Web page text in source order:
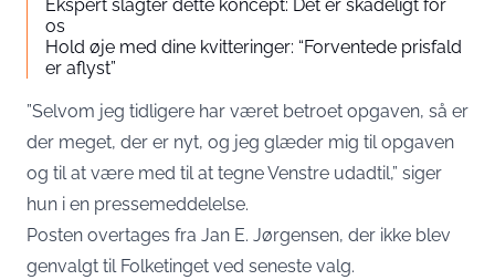
Ekspert slagter dette koncept: Det er skadeligt for
os
Hold øje med dine kvitteringer: “Forventede prisfald
er aflyst”
”Selvom jeg tidligere har været betroet opgaven, så er
der meget, der er nyt, og jeg glæder mig til opgaven
og til at være med til at tegne Venstre udadtil,” siger
hun i en pressemeddelelse.
Posten overtages fra Jan E. Jørgensen, der ikke blev
genvalgt til Folketinget ved seneste valg.